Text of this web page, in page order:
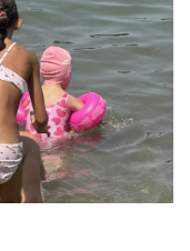
nakon
da je
i video mesto
Propao
Zvezdinog